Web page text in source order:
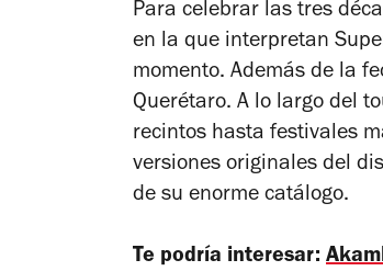
Para celebrar las tres
en la que interpretan
momento. Además de la
Querétaro. A lo largo del
recintos hasta festivales
versiones originales del
de su enorme catálogo.
Te podría interesar: